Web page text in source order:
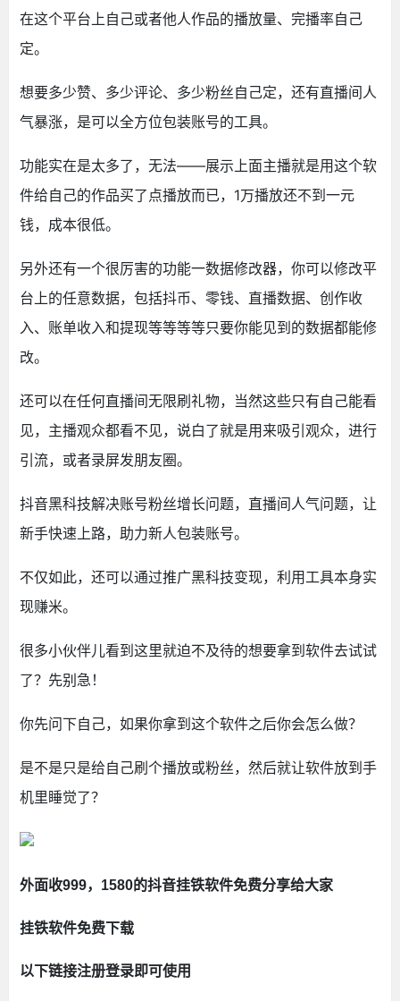
在这个平台上自己或者他人作品的播放量、完播率自己
定。
想要多少赞、多少评论、多少粉丝自己定，还有直播间人
气暴涨，是可以全方位包装账号的工具。
功能实在是太多了，无法——展示上面主播就是用这个软
件给自己的作品买了点播放而已，1万播放还不到一元
钱，成本很低。
另外还有一个很厉害的功能一数据修改器，你可以修改平
台上的任意数据，包括抖币、零钱、直播数据、创作收
入、账单收入和提现等等等等只要你能见到的数据都能修
改。
还可以在任何直播间无限刷礼物，当然这些只有自己能看
见，主播观众都看不见，说白了就是用来吸引观众，进行
引流，或者录屏发朋友圈。
抖音黑科技解决账号粉丝增长问题，直播间人气问题，让
新手快速上路，助力新人包装账号。
不仅如此，还可以通过推广黑科技变现，利用工具本身实
现赚米。
很多小伙伴儿看到这里就迫不及待的想要拿到软件去试试
了？先别急！
你先问下自己，如果你拿到这个软件之后你会怎么做？
是不是只是给自己刷个播放或粉丝，然后就让软件放到手
机里睡觉了？
外面收999，1580的抖音挂铁软件免费分享给大家
挂铁软件免费下载
以下链接注册登录即可使用